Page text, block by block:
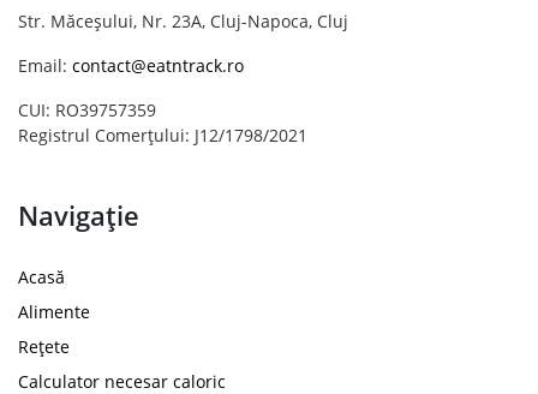
Str. Măceșului, Nr. 23A, Cluj-Napoca, Cluj
Email: contact@eatntrack.ro
CUI: RO39757359
Registrul Comerțului: J12/1798/2021
Navigație
Acasă
Alimente
Rețete
Calculator necesar caloric